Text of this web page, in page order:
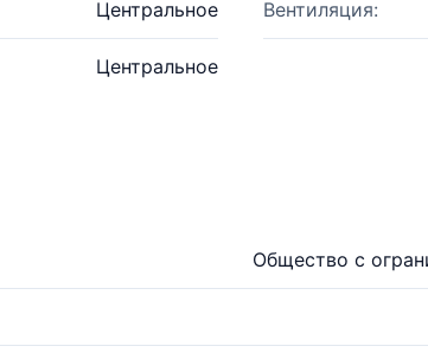
Центральное Вентиляция:
Центральное
Общество с